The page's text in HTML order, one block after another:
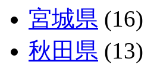
宮城県 (16)
秋田県 (13)